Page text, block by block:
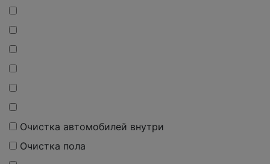
Очистка автомобилей внутри
Очистка пола